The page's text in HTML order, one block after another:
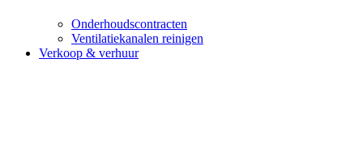
Onderhoudscontracten
Ventilatiekanalen reinigen
Verkoop & verhuur